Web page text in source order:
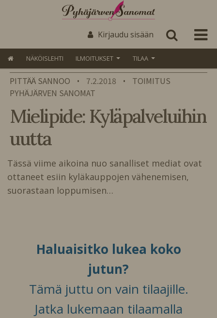
Kirjaudu sisään
NÄKÖISLEHTI ILMOITUKSET TILAA
PITTÄÄ SANNOO • 7.2.2018 •
TOIMITUS
PYHÄJÄRVEN SANOMAT
Mielipide: Kyläpalveluihin
uutta
Tässä viime aikoina nuo sanalliset mediat ovat
ottaneet esiin kyläkauppojen vähenemisen,
suorastaan loppumisen…
Haluaisitko lukea koko
jutun?
Tämä juttu on vain tilaajille.
Jatka lukemaan tilaamalla